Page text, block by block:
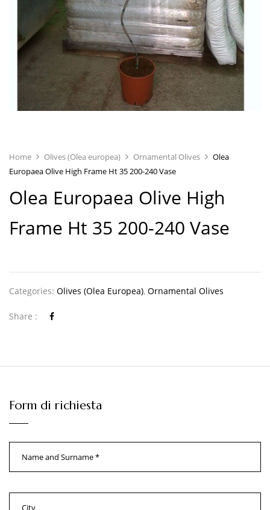
Home Olives (Olea europea) Ornamental Olives
Olea
Europaea Olive High Frame Ht 35 200-240 Vase
Olea Europaea Olive High
Frame Ht 35 200-240 Vase
Categories: Olives (Olea Europea), Ornamental Olives
Share :
Form di richiesta